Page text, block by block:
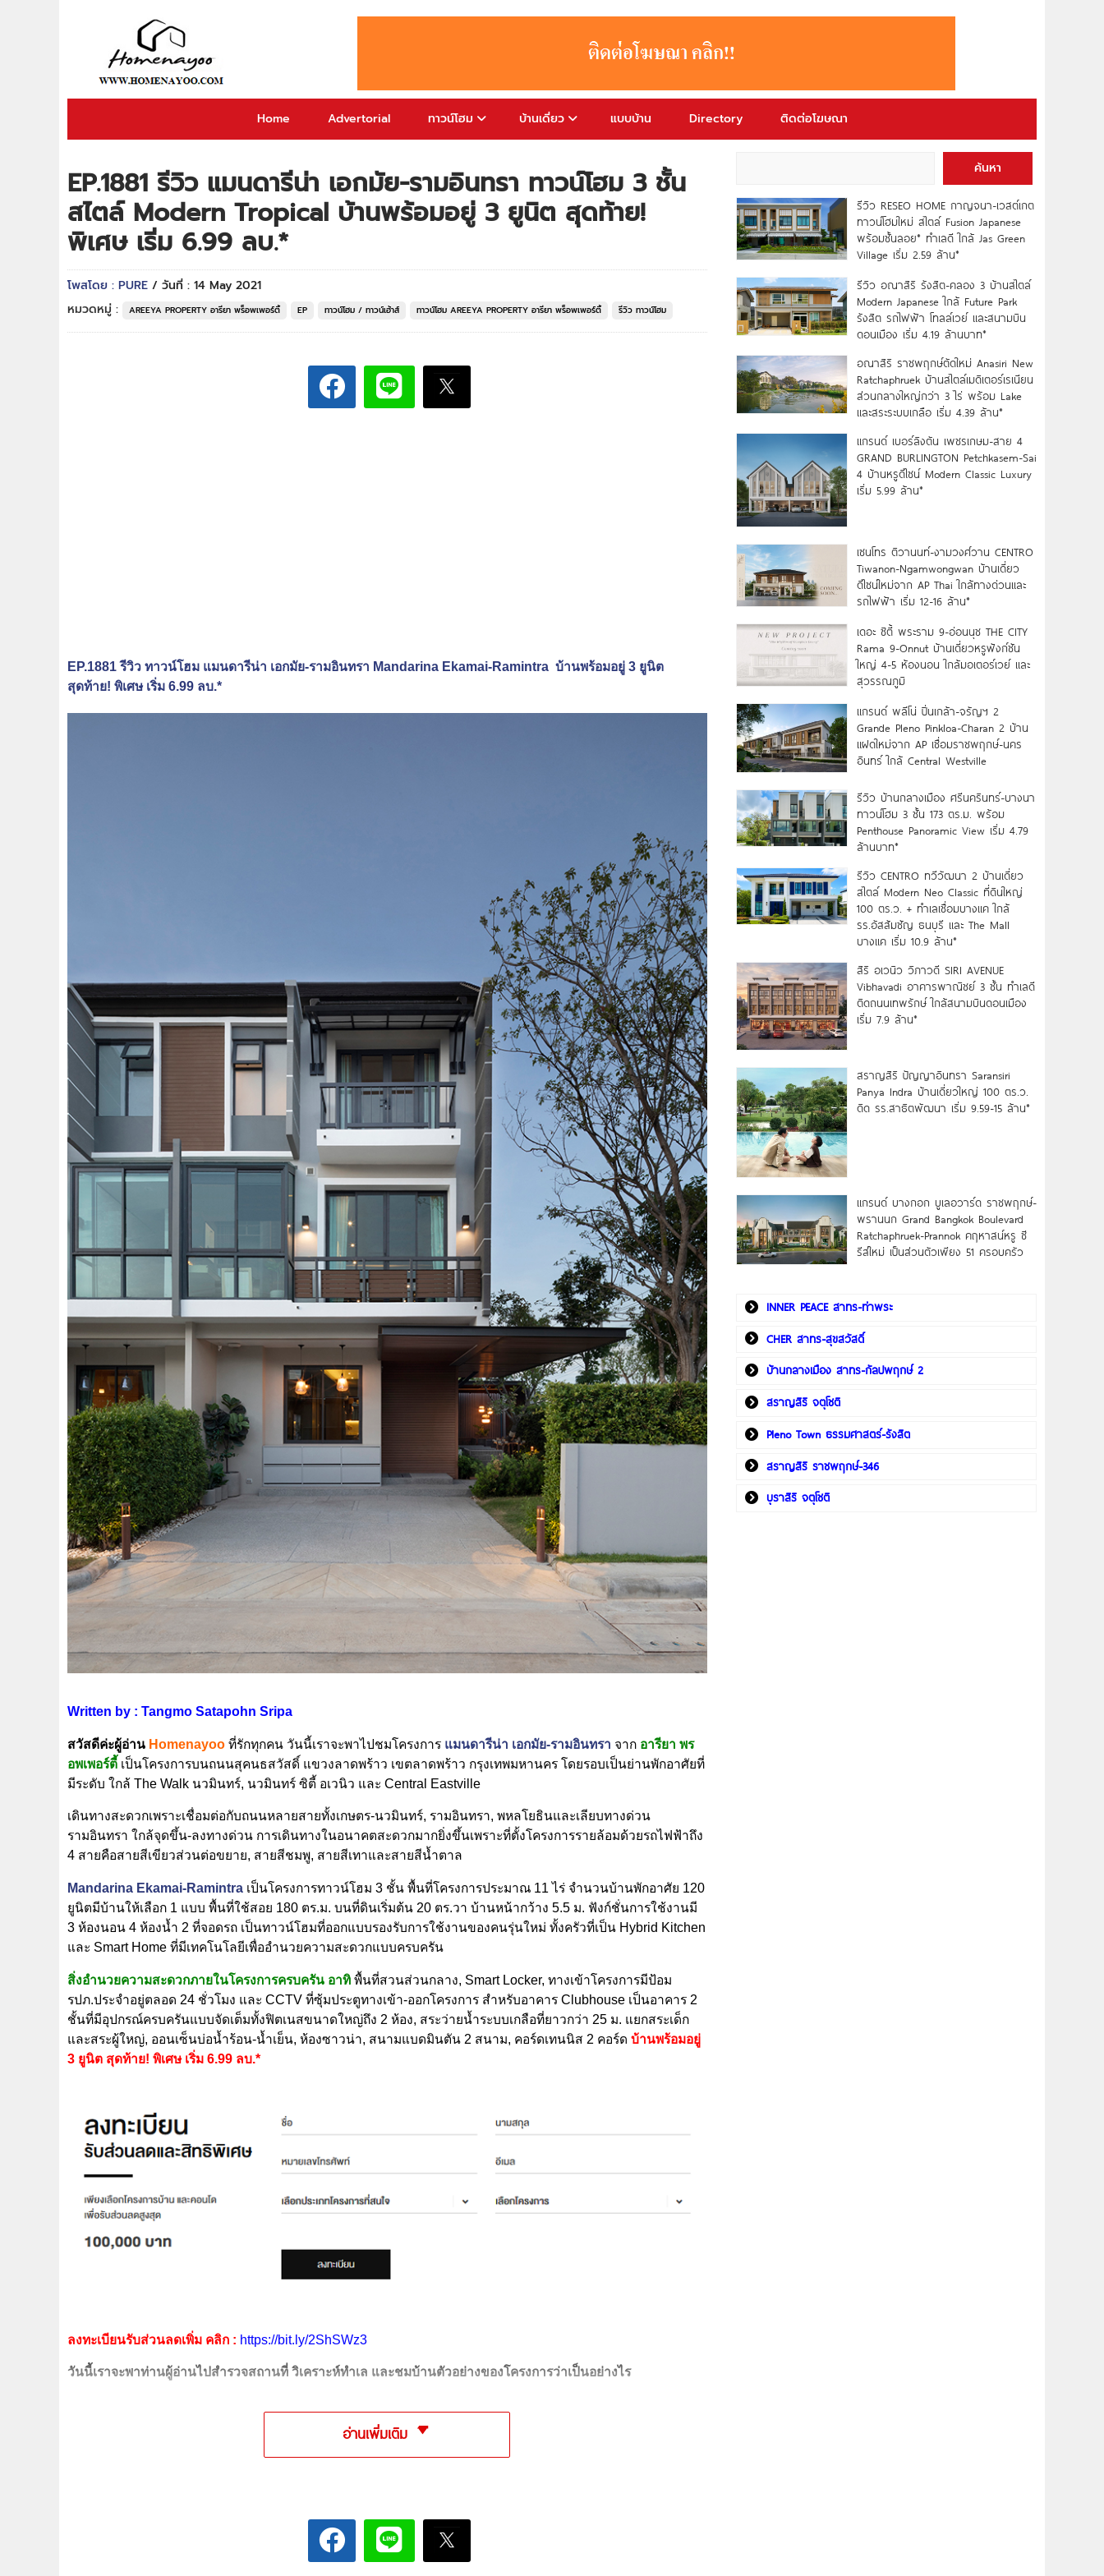
Home Advertorial ทาวน์โฮม บ้านเดี่ยว แบบบ้าน Directory ติดต่อโฆษณา
EP.1881 รีวิว แมนดารีน่า เอกมัย-รามอินทรา ทาวน์โฮม 3 ชั้น
สไตล์ Modern Tropical บ้านพร้อมอยู่ 3 ยูนิต สุดท้าย!
พิเศษ เริ่ม 6.99 ลบ.*
โพสโดย : PURE / วันที่ : 14 May 2021
หมวดหมู่ :
AREEYA PROPERTY อารียา พร็อพเพอร์ตี้ EP ทาวน์โฮม / ทาวน์เฮ้าส์ ทาวน์โฮม AREEYA PROPERTY อารียา พร็อพเพอร์ตี้ รีวิว ทาวน์โฮม
EP.1881 รีวิว ทาวน์โฮม แมนดารีน่า เอกมัย-รามอินทรา Mandarina Ekamai-Ramintra บ้านพร้อมอยู่ 3 ยูนิต
สุดท้าย! พิเศษ เริ่ม 6.99 ลบ.*
Written by : Tangmo Satapohn Sripa
สวัสดีค่ะผู้อ่าน Homenayoo ที่รักทุกคน วันนี้เราจะพาไปชมโครงการ แมนดารีน่า เอกมัย-รามอินทรา จาก อารียา พร
อพเพอร์ตี้ เป็นโครงการบนถนนสุคนธสวัสดิ์ แขวงลาดพร้าว เขตลาดพร้าว กรุงเทพมหานคร โดยรอบเป็นย่านพักอาศัยที่
มีระดับ ใกล้ The Walk นวมินทร์, นวมินทร์ ซิตี้ อเวนิว และ Central Eastville
เดินทางสะดวกเพราะเชื่อมต่อกับถนนหลายสายทั้งเกษตร-นวมินทร์, รามอินทรา, พหลโยธินและเลียบทางด่วน
รามอินทรา ใกล้จุดขึ้น-ลงทางด่วน การเดินทางในอนาคตสะดวกมากยิ่งขึ้นเพราะที่ตั้งโครงการรายล้อมด้วยรถไฟฟ้าถึง
4 สายคือสายสีเขียวส่วนต่อขยาย, สายสีชมพู, สายสีเทาและสายสีน้ำตาล
Mandarina Ekamai-Ramintra เป็นโครงการทาวน์โฮม 3 ชั้น พื้นที่โครงการประมาณ 11 ไร่ จำนวนบ้านพักอาศัย 120
ยูนิตมีบ้านให้เลือก 1 แบบ พื้นที่ใช้สอย 180 ตร.ม. บนที่ดินเริ่มต้น 20 ตร.วา บ้านหน้ากว้าง 5.5 ม. ฟังก์ชั่นการใช้งานมี
3 ห้องนอน 4 ห้องน้ำ 2 ที่จอดรถ เป็นทาวน์โฮมที่ออกแบบรองรับการใช้งานของคนรุ่นใหม่ ทั้งครัวที่เป็น Hybrid Kitchen
และ Smart Home ที่มีเทคโนโลยีเพื่ออำนวยความสะดวกแบบครบครัน
สิ่งอำนวยความสะดวกภายในโครงการครบครัน อาทิ พื้นที่สวนส่วนกลาง, Smart Locker, ทางเข้าโครงการมีป้อม
รปภ.ประจำอยู่ตลอด 24 ชั่วโมง และ CCTV ที่ซุ้มประตูทางเข้า-ออกโครงการ สำหรับอาคาร Clubhouse เป็นอาคาร 2
ชั้นที่มีอุปกรณ์ครบครันแบบจัดเต็มทั้งฟิตเนสขนาดใหญ่ถึง 2 ห้อง, สระว่ายน้ำระบบเกลือที่ยาวกว่า 25 ม. แยกสระเด็ก
และสระผู้ใหญ่, ออนเซ็นบ่อน้ำร้อน-น้ำเย็น, ห้องซาวน่า, สนามแบดมินตัน 2 สนาม, คอร์ดเทนนิส 2 คอร์ด บ้านพร้อมอยู่
3 ยูนิต สุดท้าย! พิเศษ เริ่ม 6.99 ลบ.*
ลงทะเบียนรับส่วนลดเพิ่ม คลิก : https://bit.ly/2ShSWz3
วันนี้เราจะพาท่านผู้อ่านไปสำรวจสถานที่ วิเคราะห์ทำเล และชมบ้านตัวอย่างของโครงการว่าเป็นอย่างไร
อ่านเพิ่มเติม
ค้นหา
รีวิว RESEO HOME กาญจนา-เวสต์เกต
ทาวน์โฮมใหม่ สไตล์ Fusion Japanese
พร้อมชั้นลอย* ทำเลดี ใกล้ Jas Green
Village เริ่ม 2.59 ล้าน*
รีวิว อณาสิริ รังสิต-คลอง 3 บ้านสไตล์
Modern Japanese ใกล้ Future Park
รังสิต รถไฟฟ้า โทลล์เวย์ และสนามบิน
ดอนเมือง เริ่ม 4.19 ล้านบาท*
อณาสิริ ราชพฤกษ์ตัดใหม่ Anasiri New
Ratchaphruek บ้านสไตล์เมดิเตอร์เรเนียน
ส่วนกลางใหญ่กว่า 3 ไร่ พร้อม Lake
และสระระบบเกลือ เริ่ม 4.39 ล้าน*
แกรนด์ เบอร์ลิงตัน เพชรเกษม-สาย 4
GRAND BURLINGTON Petchkasem-Sai
4 บ้านหรูดีไซน์ Modern Classic Luxury
เริ่ม 5.99 ล้าน*
เซนโทร ติวานนท์-งามวงศ์วาน CENTRO
Tiwanon-Ngamwongwan บ้านเดี่ยว
ดีไซน์ใหม่จาก AP Thai ใกล้ทางด่วนและ
รถไฟฟ้า เริ่ม 12-16 ล้าน*
เดอะ ซิตี้ พระราม 9-อ่อนนุช THE CITY
Rama 9-Onnut บ้านเดี่ยวหรูฟังก์ชัน
ใหญ่ 4-5 ห้องนอน ใกล้มอเตอร์เวย์ และ
สุวรรณภูมิ
แกรนด์ พลีโน่ ปิ่นเกล้า-จรัญฯ 2
Grande Pleno Pinkloa-Charan 2 บ้าน
แฝดใหม่จาก AP เชื่อมราชพฤกษ์-นคร
อินทร์ ใกล้ Central Westville
รีวิว บ้านกลางเมือง ศรีนครินทร์-บางนา
ทาวน์โฮม 3 ชั้น 173 ตร.ม. พร้อม
Penthouse Panoramic View เริ่ม 4.79
ล้านบาท*
รีวิว CENTRO ทวีวัฒนา 2 บ้านเดี่ยว
สไตล์ Modern Neo Classic ที่ดินใหญ่
100 ตร.ว. + ทำเลเชื่อมบางแค ใกล้
รร.อัสสัมชัญ ธนบุรี และ The Mall
บางแค เริ่ม 10.9 ล้าน*
สิริ อเวนิว วิภาวดี SIRI AVENUE
Vibhavadi อาคารพาณิชย์ 3 ชั้น ทำเลดี
ติดถนนเทพรักษ์ ใกล้สนามบินดอนเมือง
เริ่ม 7.9 ล้าน*
สราญสิริ ปัญญาอินทรา Saransiri
Panya Indra บ้านเดี่ยวใหญ่ 100 ตร.ว.
ดิด รร.สาธิตพัฒนา เริ่ม 9.59-15 ล้าน*
แกรนด์ บางกอก บูเลอวาร์ด ราชพฤกษ์-
พรานนก Grand Bangkok Boulevard
Ratchaphruek-Prannok คฤหาสน์หรู ซี
รีส์ใหม่ เป็นส่วนตัวเพียง 51 ครอบครัว
INNER PEACE สาทร-ท่าพระ
CHER สาทร-สุขสวัสดิ์
บ้านกลางเมือง สาทร-กัลปพฤกษ์ 2
สราญสิริ จตุโชติ
Pleno Town ธรรมศาสตร์-รังสิต
สราญสิริ ราชพฤกษ์-346
บุราสิริ จตุโชติ